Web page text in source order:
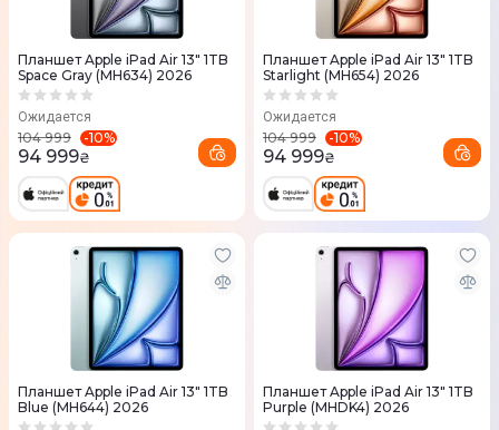
Планшет Apple iPad Air 13" 1TB
Space Gray (MH634) 2026
Ожидается
104 999 -10%
94 999₴
Планшет Apple iPad Air 13" 1TB
Starlight (MH654) 2026
Ожидается
104 999 -10%
94 999₴
Планшет Apple iPad Air 13" 1TB
Blue (MH644) 2026
Планшет Apple iPad Air 13" 1TB
Purple (MHDK4) 2026